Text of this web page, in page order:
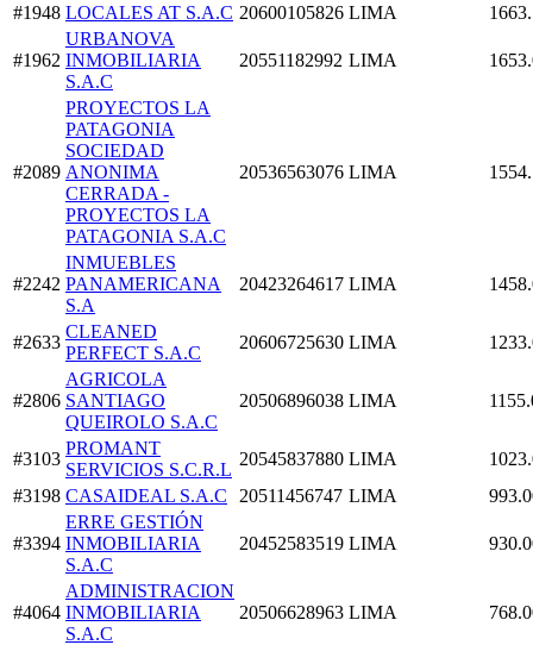
#1948 LOCALES AT S.A.C 20600105826 LIMA
#1962
URBANOVA
INMOBILIARIA
S.A.C
20551182992 LIMA
#2089
PROYECTOS LA
PATAGONIA
SOCIEDAD
ANONIMA
CERRADA -
PROYECTOS LA
PATAGONIA S.A.C
20536563076 LIMA
#2242
INMUEBLES
PANAMERICANA
S.A
20423264617 LIMA
#2633
CLEANED
PERFECT S.A.C
20606725630 LIMA
#2806
AGRICOLA
SANTIAGO
QUEIROLO S.A.C
20506896038 LIMA
#3103
PROMANT
SERVICIOS S.C.R.L
20545837880 LIMA
#3198 CASAIDEAL S.A.C 20511456747 LIMA
#3394
ERRE GESTIÓN
INMOBILIARIA
S.A.C
20452583519 LIMA
#4064
ADMINISTRACION
INMOBILIARIA
S.A.C
20506628963 LIMA